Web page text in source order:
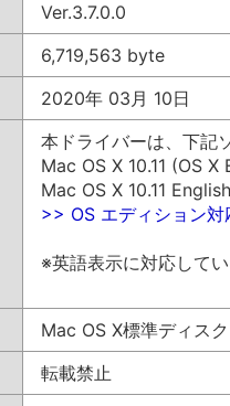
Ver.3.7.0.0
6,719,563 byte
2020年 03月 10日
本ドライバーは、下記
Mac OS X 10.11 (OS
Mac OS X 10.11 English
>> OS エディション対
※英語表示に対応して
Mac OS X標準ディス
転載禁止